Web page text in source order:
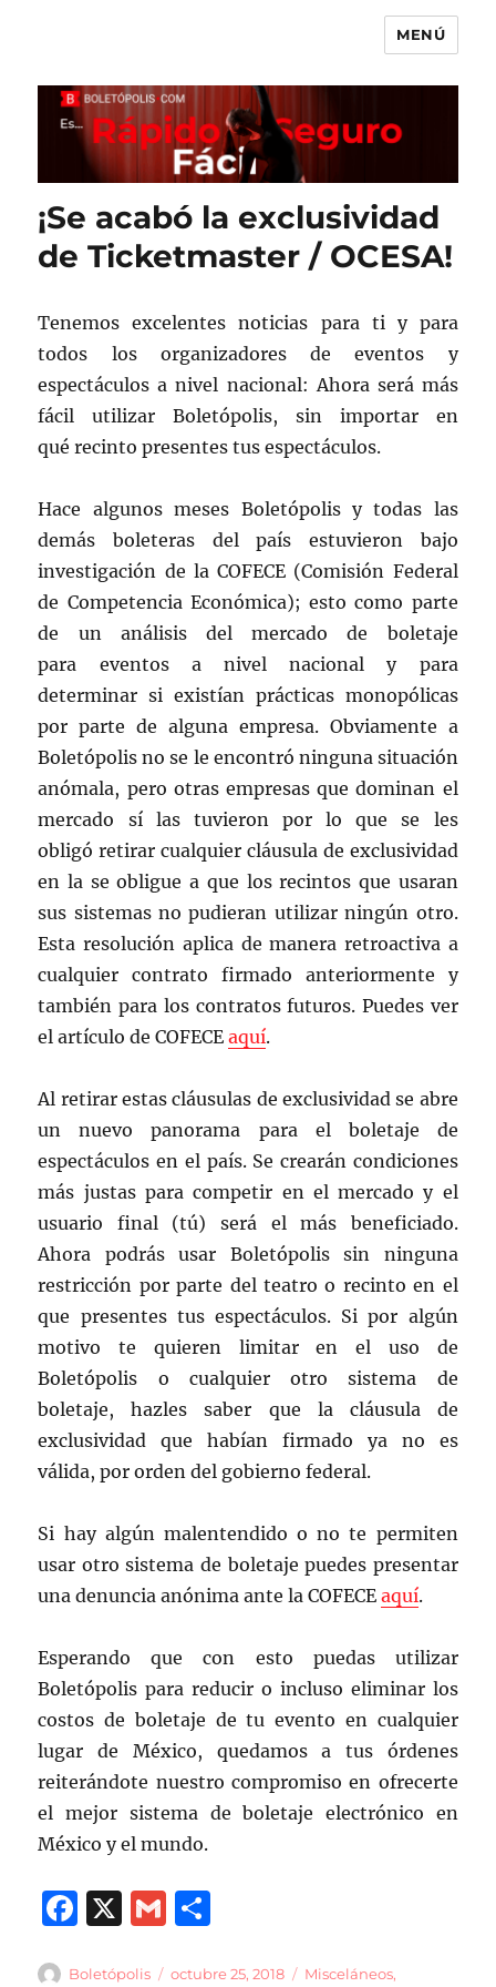
MENÚ
¡Se acabó la exclusividad
de Ticketmaster / OCESA!
Tenemos excelentes noticias para ti y para
todos los organizadores de eventos y
espectáculos a nivel nacional: Ahora será más
fácil utilizar Boletópolis, sin importar en
qué recinto presentes tus espectáculos.
Hace algunos meses Boletópolis y todas las
demás boleteras del país estuvieron bajo
investigación de la COFECE (Comisión Federal
de Competencia Económica); esto como parte
de un análisis del mercado de boletaje
para eventos a nivel nacional y para
determinar si existían prácticas monopólicas
por parte de alguna empresa. Obviamente a
Boletópolis no se le encontró ninguna situación
anómala, pero otras empresas que dominan el
mercado sí las tuvieron por lo que se les
obligó retirar cualquier cláusula de exclusividad
en la se obligue a que los recintos que usaran
sus sistemas no pudieran utilizar ningún otro.
Esta resolución aplica de manera retroactiva a
cualquier contrato firmado anteriormente y
también para los contratos futuros. Puedes ver
el artículo de COFECEaquí.
Al retirar estas cláusulas de exclusividad se abre
un nuevo panorama para el boletaje de
espectáculos en el país. Se crearán condiciones
más justas para competir en el mercado y el
usuario final (tú) será el más beneficiado.
Ahora podrás usar Boletópolis sin ninguna
restricción por parte del teatro o recinto en el
que presentes tus espectáculos. Si por algún
motivo te quieren limitar en el uso de
Boletópolis o cualquier otro sistema de
boletaje, hazles saber que la cláusula de
exclusividad que habían firmado ya no es
válida, por orden del gobierno federal.
Si hay algún malentendido o no te permiten
usar otro sistema de boletaje puedes presentar
una denuncia anónima ante la COFECEaquí.
Esperando que con esto puedas utilizar
Boletópolis para reducir o incluso eliminar los
costos de boletaje de tu evento en cualquier
lugar de México, quedamos a tus órdenes
reiterándote nuestro compromiso en ofrecerte
el mejor sistema de boletaje electrónico en
México y el mundo.
F
X
G
Autor
Boletópolis
Publicado
octubre 25, 2018 Categorías
Misceláneos,